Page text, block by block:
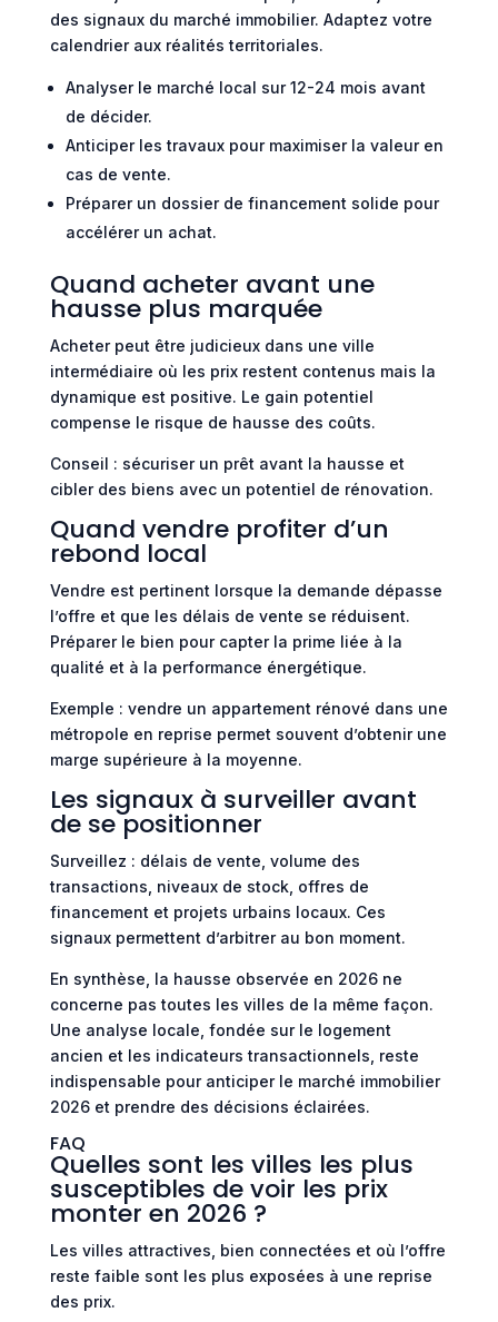
des signaux du marché immobilier. Adaptez votre
calendrier aux réalités territoriales.
Analyser le marché local sur 12-24 mois avant
de décider.
Anticiper les travaux pour maximiser la valeur en
cas de vente.
Préparer un dossier de financement solide pour
accélérer un achat.
Quand acheter avant une
hausse plus marquée
Acheter peut être judicieux dans une ville
intermédiaire où les prix restent contenus mais la
dynamique est positive. Le gain potentiel
compense le risque de hausse des coûts.
Conseil : sécuriser un prêt avant la hausse et
cibler des biens avec un potentiel de rénovation.
Quand vendre profiter d’un
rebond local
Vendre est pertinent lorsque la demande dépasse
l’offre et que les délais de vente se réduisent.
Préparer le bien pour capter la prime liée à la
qualité et à la performance énergétique.
Exemple : vendre un appartement rénové dans une
métropole en reprise permet souvent d’obtenir une
marge supérieure à la moyenne.
Les signaux à surveiller avant
de se positionner
Surveillez : délais de vente, volume des
transactions, niveaux de stock, offres de
financement et projets urbains locaux. Ces
signaux permettent d’arbitrer au bon moment.
En synthèse, la hausse observée en 2026 ne
concerne pas toutes les villes de la même façon.
Une analyse locale, fondée sur le logement
ancien et les indicateurs transactionnels, reste
indispensable pour anticiper le marché immobilier
2026 et prendre des décisions éclairées.
FAQ
Quelles sont les villes les plus
susceptibles de voir les prix
monter en 2026 ?
Les villes attractives, bien connectées et où l’offre
reste faible sont les plus exposées à une reprise
des prix.